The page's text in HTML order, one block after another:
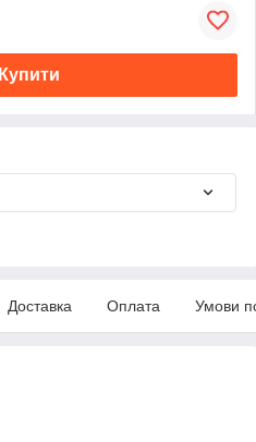
Купити
Доставка Оплата Умови